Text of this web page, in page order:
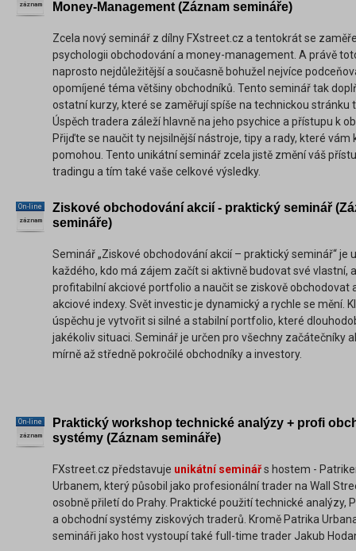
záznam
Money-Management (Záznam semináře)
Zcela nový seminář z dílny FXstreet.cz a tentokrát se
psychologii obchodování a money-management. A právě
naprosto nejdůležitější a současně bohužel nejvíce
opomíjené téma většiny obchodníků. Tento seminář tak
ostatní kurzy, které se zaměřují spíše na technickou stránku
Úspěch tradera záleží hlavně na jeho psychice a přístupu k
Přijďte se naučit ty nejsilnější nástroje, tipy a rady, které vám
pomohou. Tento unikátní seminář zcela jistě změní váš
tradingu a tím také vaše celkové výsledky.
On-line
záznam
Ziskové obchodování akcií - praktický seminář
semináře)
Seminář „Ziskové obchodování akcií – praktický seminář“ je
každého, kdo má zájem začít si aktivně budovat své vlastní,
profitabilní akciové portfolio a naučit se ziskově obchodovat
akciové indexy. Svět investic je dynamický a rychle se mění.
úspěchu je vytvořit si silné a stabilní portfolio, které
jakékoliv situaci. Seminář je určen pro všechny začátečníky
mírně až středně pokročilé obchodníky a investory.
On-line
záznam
Praktický workshop technické analýzy + profi
systémy (Záznam semináře)
FXstreet.cz představuje unikátní seminářs hostem -
Urbanem, který působil jako profesionální trader na Wall
osobně přiletí do Prahy. Praktické použití technické analýzy,
a obchodní systémy ziskových traderů. Kromě Patrika
semináři jako host vystoupí také full-time trader Jakub